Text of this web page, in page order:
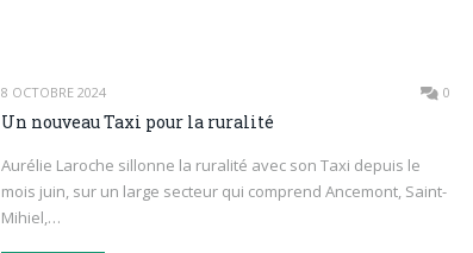
8 OCTOBRE 2024 0
Un nouveau Taxi pour la ruralité
Aurélie Laroche sillonne la ruralité avec son Taxi depuis le
mois juin, sur un large secteur qui comprend Ancemont, Saint-
Mihiel,…